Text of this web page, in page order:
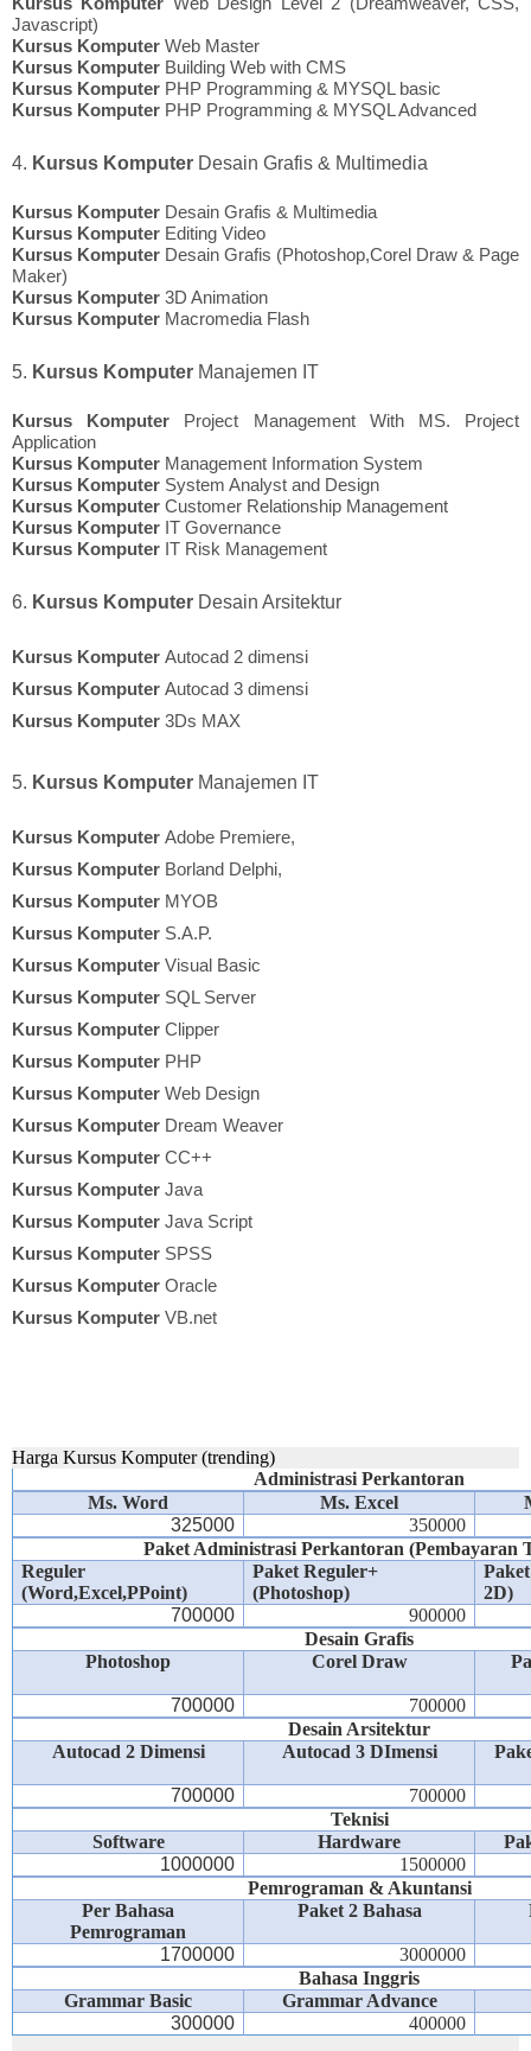
Javascript)
Kursus Komputer Web Master
Kursus Komputer Building Web with CMS
Kursus Komputer PHP Programming & MYSQL basic
Kursus Komputer PHP Programming & MYSQL Advanced
4. Kursus Komputer Desain Grafis & Multimedia
Kursus Komputer Desain Grafis & Multimedia
Kursus Komputer Editing Video
Kursus Komputer Desain Grafis (Photoshop,Corel Draw & Page
Maker)
Kursus Komputer 3D Animation
Kursus Komputer Macromedia Flash
5. Kursus Komputer Manajemen IT
Kursus Komputer Project Management With MS. Project
Application
Kursus Komputer Management Information System
Kursus Komputer System Analyst and Design
Kursus Komputer Customer Relationship Management
Kursus Komputer IT Governance
Kursus Komputer IT Risk Management
6. Kursus Komputer Desain Arsitektur
Kursus Komputer Autocad 2 dimensi
Kursus Komputer Autocad 3 dimensi
Kursus Komputer 3Ds MAX
5. Kursus Komputer Manajemen IT
Kursus Komputer Adobe Premiere,
Kursus Komputer Borland Delphi,
Kursus Komputer MYOB
Kursus Komputer S.A.P.
Kursus Komputer Visual Basic
Kursus Komputer SQL Server
Kursus Komputer Clipper
Kursus Komputer PHP
Kursus Komputer Web Design
Kursus Komputer Dream Weaver
Kursus Komputer CC++
Kursus Komputer Java
Kursus Komputer Java Script
Kursus Komputer SPSS
Kursus Komputer Oracle
Kursus Komputer VB.net
Harga Kursus Komputer (trending)
Administrasi Perkantoran
Ms. Word
Ms. Excel
325000
350000
Paket Administrasi Perkantoran (Pembayaran
Reguler
(Word,Excel,PPoint)
Paket Reguler+
(Photoshop)
2D)
700000
900000
Desain Grafis
Photoshop
Corel Draw
700000
700000
Desain Arsitektur
Autocad 2 Dimensi
Autocad 3 DImensi
700000
700000
Teknisi
Software
Hardware
1000000
1500000
Pemrograman & Akuntansi
Per Bahasa
Pemrograman
Paket 2 Bahasa
1700000
3000000
Bahasa Inggris
Grammar Basic
Grammar Advance
300000
400000